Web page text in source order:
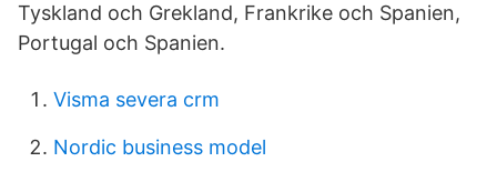
Tyskland och Grekland, Frankrike och Spanien,
Portugal och Spanien.
Visma severa crm
Nordic business model